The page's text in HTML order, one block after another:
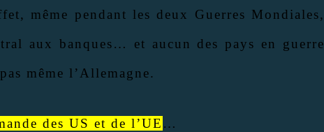
même pendant les deux Guerres Mondiales,
aux banques… et aucun des pays en guerre
même l’Allemagne.
des US et de l’UE …